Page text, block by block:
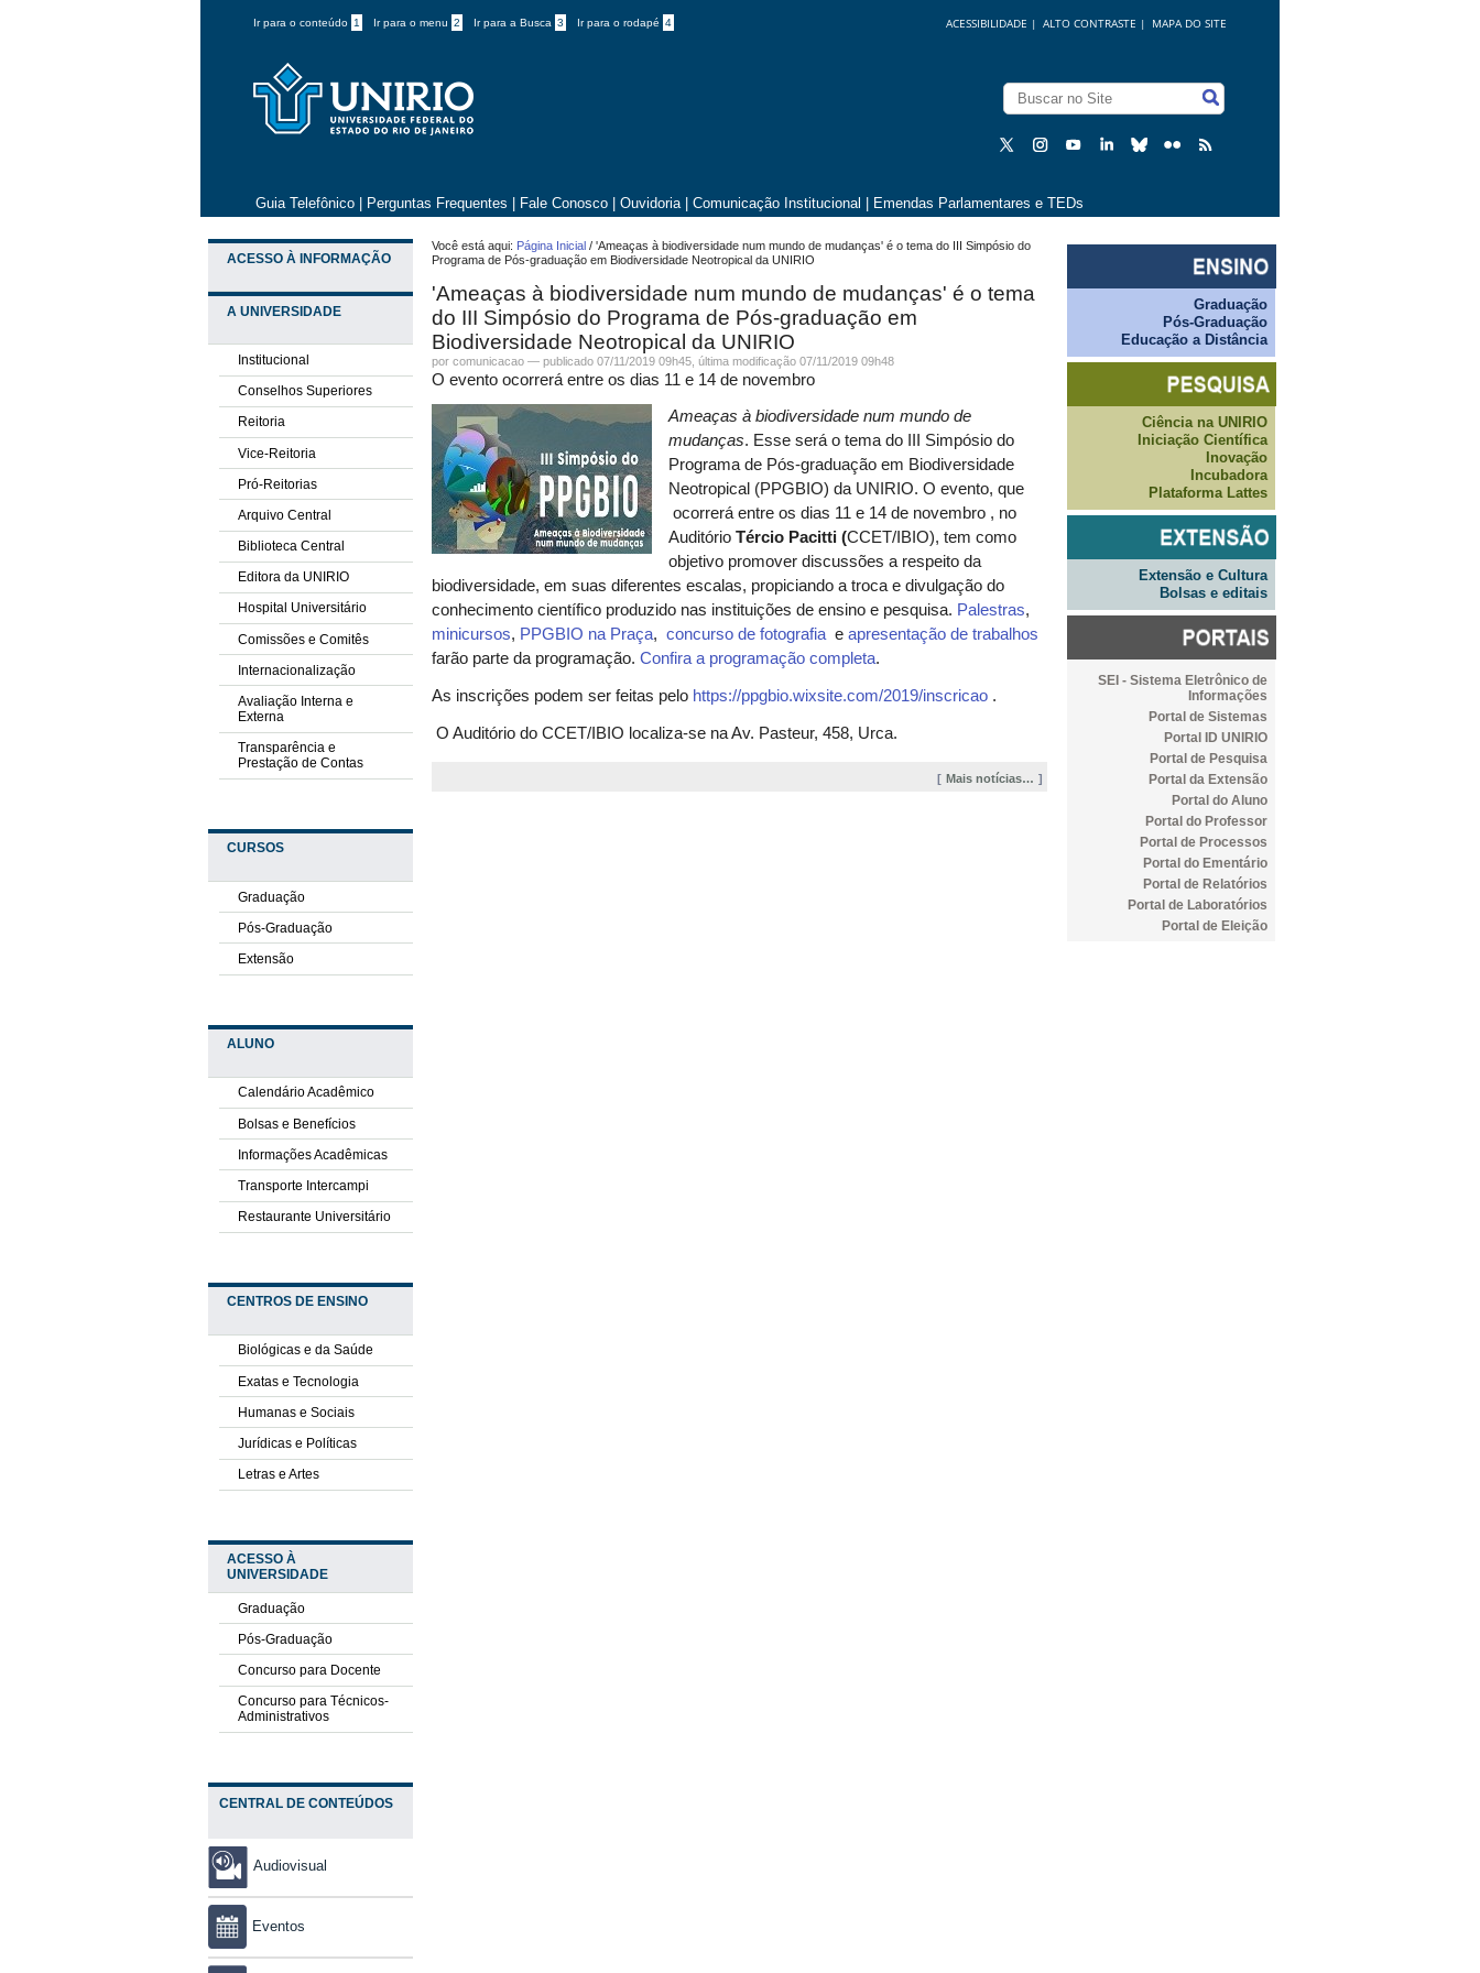
Ir para o conteúdo 1 Ir para o menu 2 Ir para a Busca 3 Ir para o rodapé 4 MAPA DO SITE
ALTO CONTRASTE |
ACESSIBILIDADE |
Guia Telefônico Perguntas Frequentes Fale Conosco Ouvidoria Comunicação Institucional Emendas Parlamentares e TEDs
ACESSO À INFORMAÇÃO
A UNIVERSIDADE
Institucional
Conselhos Superiores
Reitoria
Vice-Reitoria
Pró-Reitorias
Arquivo Central
Biblioteca Central
Editora da UNIRIO
Hospital Universitário
Comissões e Comitês
Internacionalização
Avaliação Interna e
Externa
Transparência e
Prestação de Contas
CURSOS
Graduação
Pós-Graduação
Extensão
ALUNO
Calendário Acadêmico
Bolsas e Benefícios
Informações Acadêmicas
Transporte Intercampi
Restaurante Universitário
CENTROS DE ENSINO
Biológicas e da Saúde
Exatas e Tecnologia
Humanas e Sociais
Jurídicas e Políticas
Letras e Artes
ACESSO À
UNIVERSIDADE
Graduação
Pós-Graduação
Concurso para Docente
Concurso para Técnicos-
Administrativos
CENTRAL DE CONTEÚDOS
Audiovisual
Eventos
Você está aqui: Página Inicial /'Ameaças à biodiversidade num mundo de mudanças' é o tema do III Simpósio do
Programa de Pós-graduação em Biodiversidade Neotropical da UNIRIO
'Ameaças à biodiversidade num mundo de mudanças' é o tema
do III Simpósio do Programa de Pós-graduação em
Biodiversidade Neotropical da UNIRIO
por comunicacao —publicado 07/11/2019 09h45,última modificação 07/11/2019 09h48
O evento ocorrerá entre os dias 11 e 14 de novembro
Ameaças à biodiversidade num mundo de
mudanças. Esse será o tema do III Simpósio do
Programa de Pós-graduação em Biodiversidade
Neotropical (PPGBIO) da UNIRIO. O evento, que
ocorrerá entre os dias 11 e 14 de novembro , no
AuditórioTércio Pacitti (CCET/IBIO), tem como
objetivo promover discussões a respeito da
biodiversidade, em suas diferentes escalas, propiciandoa troca e divulgação do
conhecimento científico produzido nas instituições de ensino e pesquisa. Palestras,
minicursos, PPGBIO na Praça,concurso de fotografia eapresentação de trabalhos
farão parte da programação.Confira a programação completa.
As inscrições podem ser feitas pelo https://ppgbio.wixsite.com/2019/inscricao .
O Auditório do CCET/IBIO localiza-se na Av. Pasteur, 458, Urca.
Mais notícias…
Graduação
Pós-Graduação
Educação a Distância
Ciência na UNIRIO
Iniciação Científica
Inovação
Incubadora
Plataforma Lattes
Extensão e Cultura
Bolsas e editais
SEI - Sistema Eletrônico de
Informações
Portal de Sistemas
Portal ID UNIRIO
Portal de Pesquisa
Portal da Extensão
Portal do Aluno
Portal do Professor
Portal de Processos
Portal do Ementário
Portal de Relatórios
Portal de Laboratórios
Portal de Eleição